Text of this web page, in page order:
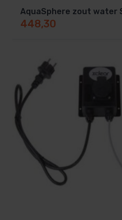
AquaSphere zout water
448,30